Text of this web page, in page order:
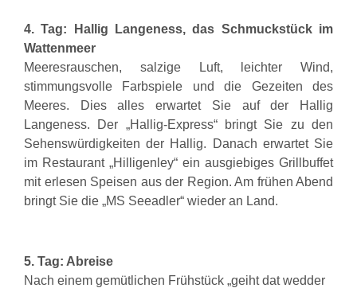
4. Tag: Hal lig Langeness,das Schmuckstück im
Wattenmeer
Meeresrauschen, salzige Luft, leichter Wind,
stimmungsvoll e Farbspiele und die Gezeiten des
Meeres. Dies alles erwartet Sie auf der Hallig
Langeness. Der „Hallig-Express“ bringt Sie zu den
Sehenswürdigkeiten der Hallig. Danach erwartet Sie
im Restaurant „Hilligenley“ ein ausgiebiges Grillbuffet
mit erlesen Speisen aus der Region. Am frühen Abend
bringt Sie die „MS Seeadler“ wieder an Land.
5. Tag: Abreise
Nach einem gemütlichen Frühstück „geiht dat wedder